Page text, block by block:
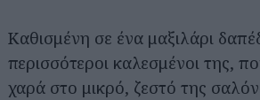
Καθισμένη σε ένα μαξιλάρι
περισσότεροι καλεσμένοι της,
χαρά στο μικρό, ζεστό της